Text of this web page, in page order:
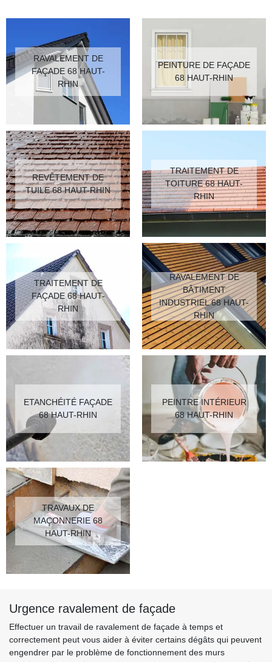
RAVALEMENT DE
FAÇADE 68 HAUT-
RHIN
PEINTURE DE FAÇADE
68 HAUT-RHIN
REVÊTEMENT DE
TUILE 68 HAUT-RHIN
TRAITEMENT DE
TOITURE 68 HAUT-
RHIN
TRAITEMENT DE
FAÇADE 68 HAUT-
RHIN
RAVALEMENT DE
BÂTIMENT
INDUSTRIEL 68 HAUT-
RHIN
ETANCHÉITÉ FAÇADE
68 HAUT-RHIN
PEINTRE INTÉRIEUR
68 HAUT-RHIN
TRAVAUX DE
MAÇONNERIE 68
HAUT-RHIN
Urgence ravalement de façade
Effectuer un travail de ravalement de façade à temps et
correctement peut vous aider à éviter certains dégâts qui peuvent
engendrer par le problème de fonctionnement des murs